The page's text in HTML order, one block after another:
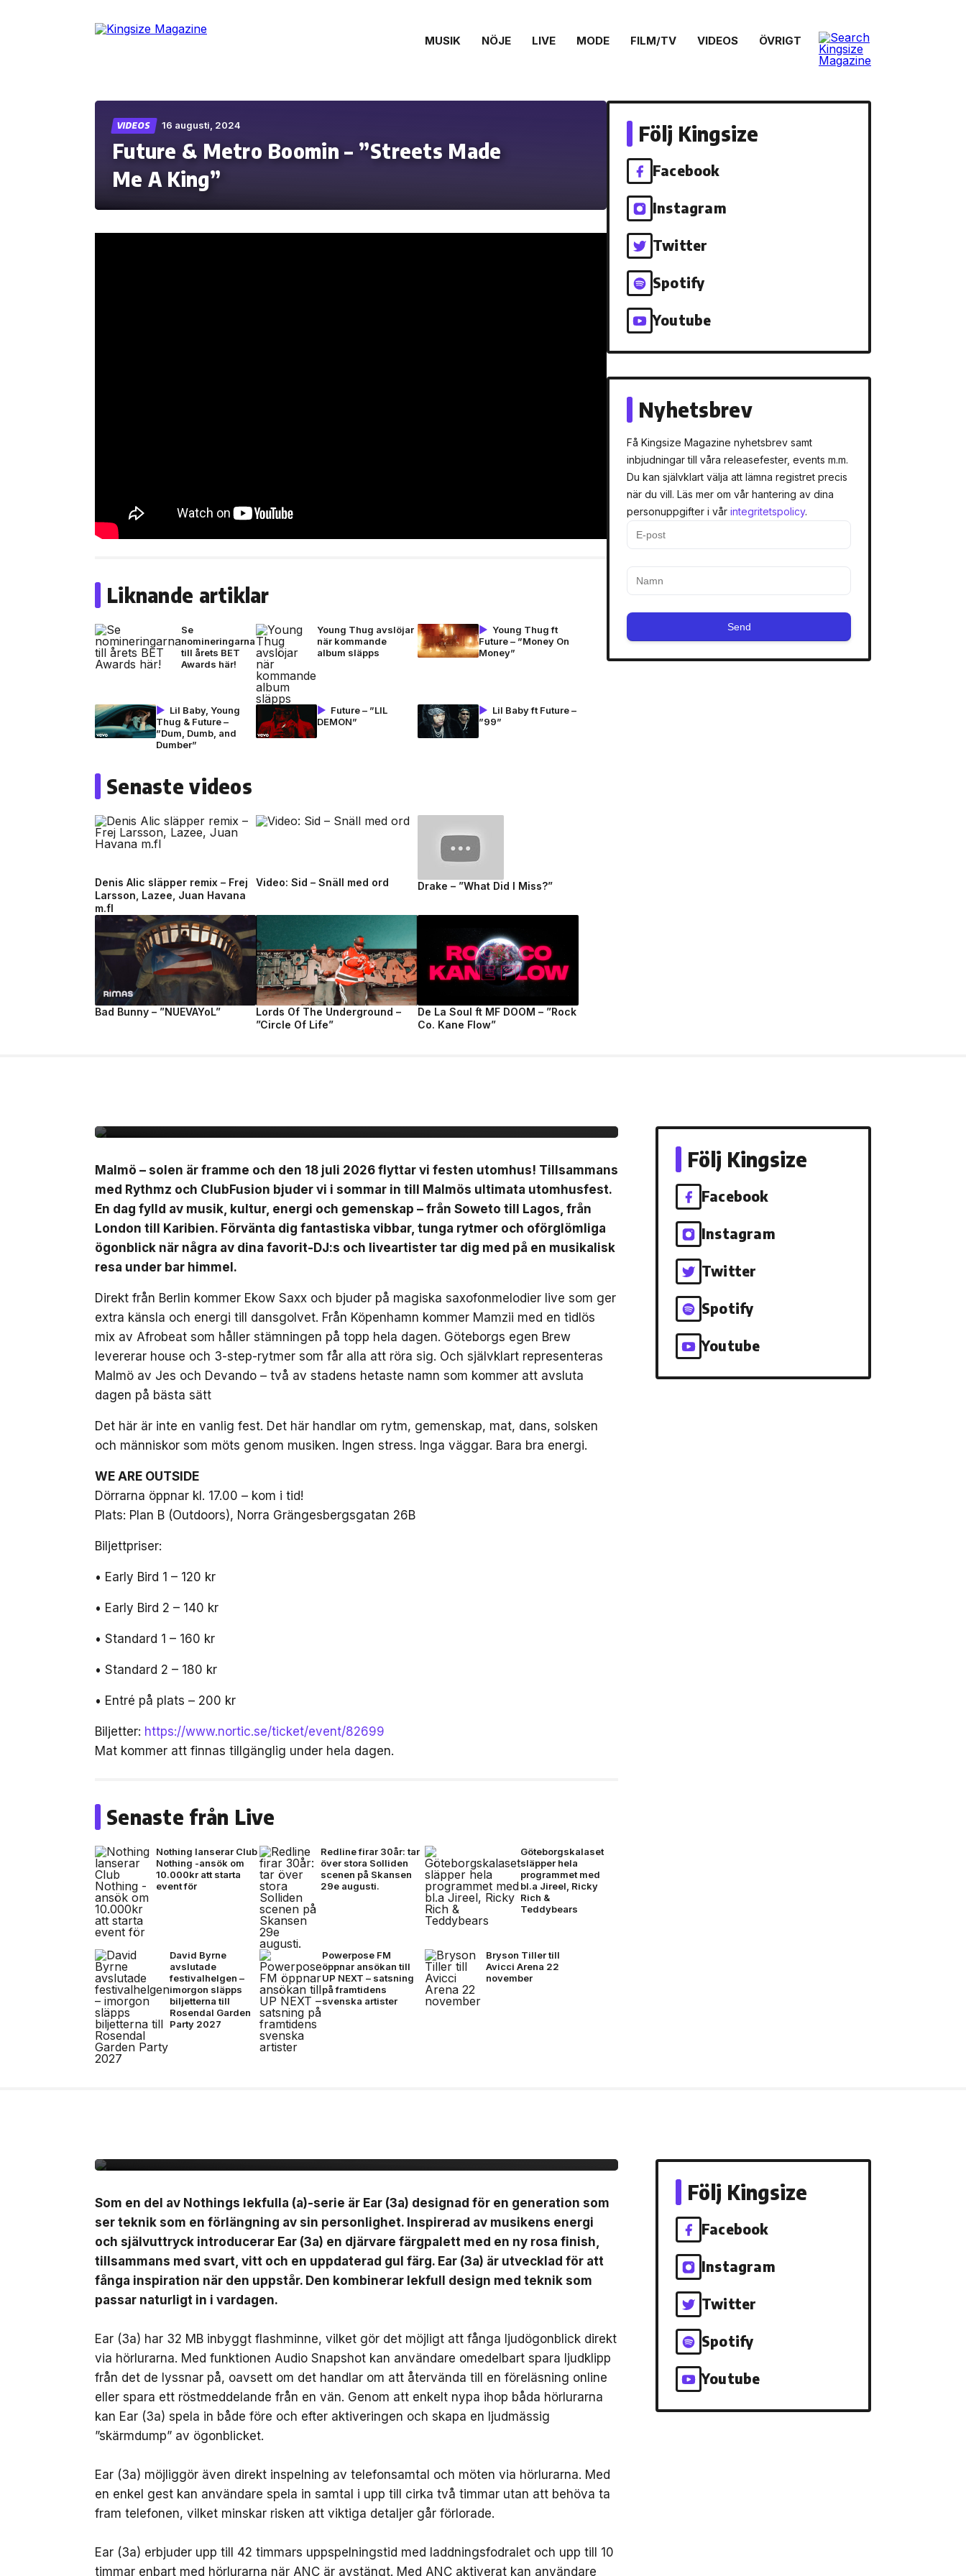
MUSIK NÖJE LIVE MODE FILM/TV VIDEOS ÖVRIGT
VIDEOS 16 augusti, 2024
Future & Metro Boomin – ”Streets Made
Me A King”
Liknande artiklar
Se
nomineringarna
till årets BET
Awards här!
Young Thug avslöjar
när kommande
album släpps
Young Thug ft
Future – ”Money On
Money”
Lil Baby, Young
Thug & Future –
”Dum, Dumb, and
Dumber”
Future – ”LIL
DEMON”
Lil Baby ft Future –
”99”
Senaste videos
Denis Alic släpper remix – Frej
Larsson, Lazee, Juan Havana
m.fl
Video: Sid – Snäll med ord Drake – ”What Did I Miss?”
Bad Bunny – ”NUEVAYoL”
Lords Of The Underground –
”Circle Of Life”
De La Soul ft MF DOOM – ”Rock
Co. Kane Flow”
Följ Kingsize
Facebook
Instagram
Twitter
Spotify
Youtube
Nyhetsbrev
Få Kingsize Magazine nyhetsbrev samt
inbjudningar till våra releasefester, events m.m.
Du kan självklart välja att lämna registret precis
när du vill. Läs mer om vår hantering av dina
personuppgifter i vår integritetspolicy.
Send
Malmö – solen är framme och den 18 juli 2026 flyttar vi festen utomhus! Tillsammans
med Rythmz och ClubFusion bjuder vi i sommar in till Malmös ultimata utomhusfest.
En dag fylld av musik, kultur, energi och gemenskap – från Soweto till Lagos, från
London till Karibien. Förvänta dig fantastiska vibbar, tunga rytmer och oförglömliga
ögonblick när några av dina favorit-DJ:s och liveartister tar dig med på en musikalisk
resa under bar himmel.
Direkt från Berlin kommer Ekow Saxx och bjuder på magiska saxofonmelodier live som ger
extra känsla och energi till dansgolvet. Från Köpenhamn kommer Mamzii med en tidlös
mix av Afrobeat som håller stämningen på topp hela dagen. Göteborgs egen Brew
levererar house och 3-step-rytmer som får alla att röra sig. Och självklart representeras
Malmö av Jes och Devando – två av stadens hetaste namn som kommer att avsluta
dagen på bästa sätt
Det här är inte en vanlig fest. Det här handlar om rytm, gemenskap, mat, dans, solsken
och människor som möts genom musiken. Ingen stress. Inga väggar. Bara bra energi.
WE ARE OUTSIDE
Dörrarna öppnar kl. 17.00 – kom i tid!
Plats: Plan B (Outdoors), Norra Grängesbergsgatan 26B
Biljettpriser:
• Early Bird 1 – 120 kr
• Early Bird 2 – 140 kr
• Standard 1 – 160 kr
• Standard 2 – 180 kr
• Entré på plats – 200 kr
Biljetter: https://www.nortic.se/ticket/event/82699
Mat kommer att finnas tillgänglig under hela dagen.
Senaste från Live
Nothing lanserar Club
Nothing -ansök om
10.000kr att starta
event för
Redline firar 30år: tar
över stora Solliden
scenen på Skansen
29e augusti.
Göteborgskalaset
släpper hela
programmet med
bl.a Jireel, Ricky
Rich &
Teddybears
David Byrne
avslutade
festivalhelgen –
imorgon släpps
biljetterna till
Rosendal Garden
Party 2027
Powerpose FM
öppnar ansökan till
UP NEXT – satsning
på framtidens
svenska artister
Bryson Tiller till
Avicci Arena 22
november
Följ Kingsize
Facebook
Instagram
Twitter
Spotify
Youtube
Som en del av Nothings lekfulla (a)-serie är Ear (3a) designad för en generation som
ser teknik som en förlängning av sin personlighet. Inspirerad av musikens energi
och självuttryck introducerar Ear (3a) en djärvare färgpalett med en ny rosa finish,
tillsammans med svart, vitt och en uppdaterad gul färg. Ear (3a) är utvecklad för att
fånga inspiration när den uppstår. Den kombinerar lekfull design med teknik som
passar naturligt in i vardagen.
Ear (3a) har 32 MB inbyggt flashminne, vilket gör det möjligt att fånga ljudögonblick direkt
via hörlurarna. Med funktionen Audio Snapshot kan användare omedelbart spara ljudklipp
från det de lyssnar på, oavsett om det handlar om att återvända till en föreläsning online
eller spara ett röstmeddelande från en vän. Genom att enkelt nypa ihop båda hörlurarna
kan Ear (3a) spela in både före och efter aktiveringen och skapa en ljudmässig
”skärmdump” av ögonblicket.
Ear (3a) möjliggör även direkt inspelning av telefonsamtal och möten via hörlurarna. Med
en enkel gest kan användare spela in samtal i upp till cirka två timmar utan att behöva ta
fram telefonen, vilket minskar risken att viktiga detaljer går förlorade.
Ear (3a) erbjuder upp till 42 timmars uppspelningstid med laddningsfodralet och upp till 10
timmar enbart med hörlurarna när ANC är avstängt. Med ANC aktiverat kan användare
Följ Kingsize
Facebook
Instagram
Twitter
Spotify
Youtube